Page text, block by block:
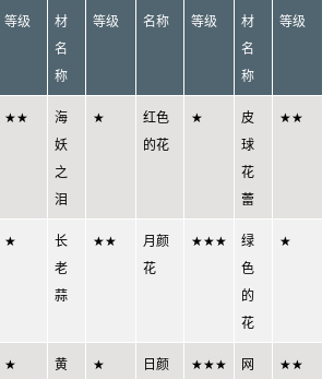
等级
材
名
称
等级
名称
等级
材
名
称
等级
★★
海
妖
之
泪
★
红色
的花
★
皮
球
花
蕾
★★
★
长
老
蒜
★★
月颜
花
★★★
绿
色
的
花
★
★
黄
★
日颜
★★★
网
★★